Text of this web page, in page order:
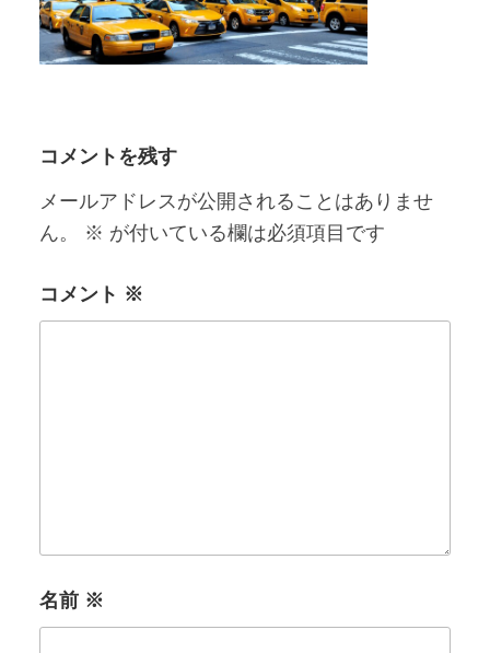
コメントを残す
メールアドレスが公開されることはありませ
ん。
※ が付いている欄は必須項目です
コメント ※
名前 ※